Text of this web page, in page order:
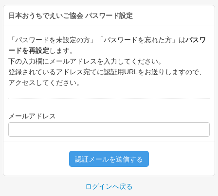
日本おうちでえいご協会 パスワード設定
「パスワードを未設定の方」「パスワードを忘れた方」はパスワ
ードを再設定 します。
下の入力欄にメールアドレスを入力してください。
登録されているアドレス宛てに認証用URLをお送りしますので、
アクセスしてください。
メールアドレス
認証メールを送信する
ログインへ戻る